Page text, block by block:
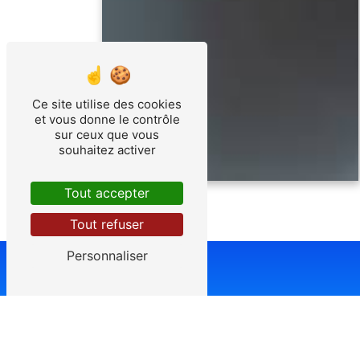
Ce site utilise des cookies
et vous donne le contrôle
sur ceux que vous
souhaitez activer
Tout accepter
Tout refuser
Personnaliser